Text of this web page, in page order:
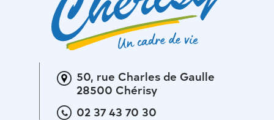
50, rue Charles de Gaulle
28500 Chérisy
02 37 43 70 30